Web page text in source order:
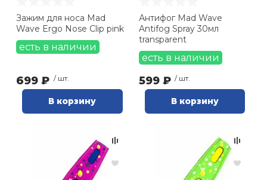
Зажим для носа Mad
Wave Ergo Nose Clip pink
есть в наличии
699 ₽ / шт.
В корзину
Антифог Mad Wave
Antifog Spray 30мл
transparent
есть в наличии
599 ₽ / шт.
В корзину